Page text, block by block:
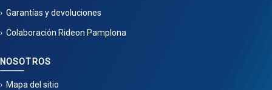
Garantías y devoluciones
Colaboración Rideon Pamplona
NOSOTROS
Mapa del sitio